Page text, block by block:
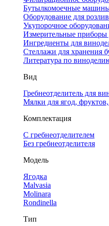
Бутылкомоечные
Оборудование для
Укупорочное
Измерительные приборы
Ингредиенты для
Стеллажи для хранения
Литература по
Вид
Гребнеотделитель для
Мялки для ягод,
Комплектация
С гребнеотделителем
Без гребнеотделителя
Модель
Ягодка
Malvasia
Molinara
Rondinella
Тип